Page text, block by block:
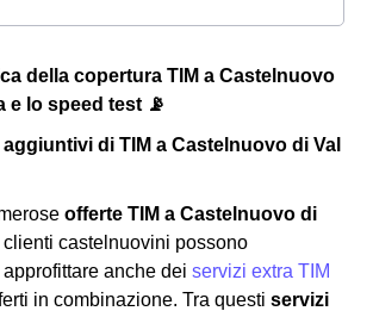
della copertura TIM a Castelnuovo
e lo speed test 📡
di TIM a Castelnuovo di Val
offerte TIM a Castelnuovo di
clienti castelnuovini possono
anche dei servizi extra TIM
in combinazione. Tra questi servizi